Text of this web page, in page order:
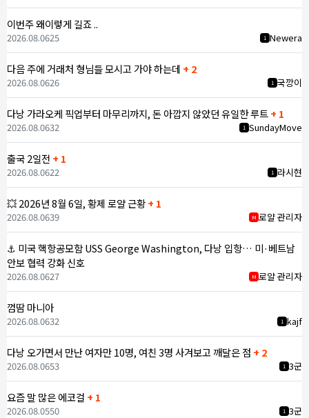
이번주 왜이렇게 길죠 ..
1 Newera
2026.08.0625
다음 주에 거래처 형님들 모시고 가야 하는데 + 2
1 국깡이
2026.08.0626
다낭 가라오케 픽업부터 마무리까지, 돈 아깝지 않았던 유일한 루트+ 1
1 SundayMove
2026.08.0632
출국 2일전 + 1
1 라시현
2026.08.0622
💥 2026년 8월 6일, 황제 로얄 근황+ 1
M 로얄 관리자
2026.08.0639
⚓ 미국 핵항공모함 USS George Washington, 다낭 입항… 미·베트남
안보 협력 강화 신호
M 로얄 관리자
2026.08.0627
껌땀 마니아
1 kajf
2026.08.0632
다낭 오가면서 만난 여자만 10명, 여친 3명 사겨보고 깨달은 점 + 2
1 3군
2026.08.0653
요즘 말 많은 에코걸 + 1
1 3군
2026.08.0550